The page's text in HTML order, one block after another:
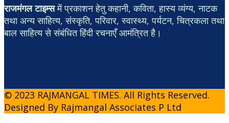
राजमंगल टाइम्समें प्रकाशन हेतु कहानी, कविता, हास्य व्यंग्य, नाटक
तथा अन्य साहित्य, संस्कृति, परिवार, स्वास्थ्य, पर्यटन, चित्रकला तथा
बाल साहित्य से संबंधित हिंदी रचनाएँ आमंत्रित है।
© 2023 RAJMANGAL TIMES. All Rights Reserved.
Designed By Rajmangal Associates P Ltd